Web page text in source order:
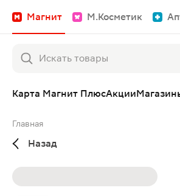
Магнит М.Косметик
Карта Магнит ПлюсАкции
Главная
Назад